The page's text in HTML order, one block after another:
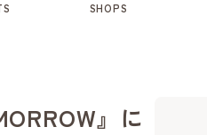
SHOPS
』に